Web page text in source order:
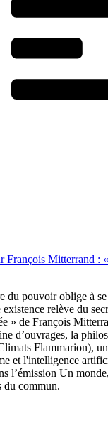
François Mitterrand :
du pouvoir oblige à
relève du
» de François
d’ouvrages, la
Flammarion),
et l'intelligence
l’émission Un
du commun.